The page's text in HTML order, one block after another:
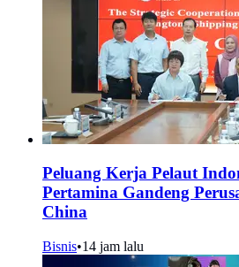
Peluang Kerja Pelaut
Pertamina Gandeng
China
Bisnis•14 jam lalu